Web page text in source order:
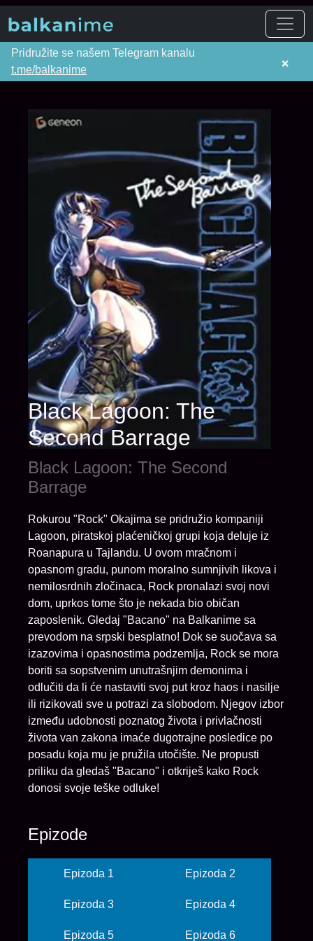
Pridružite se našem Telegram kanalu
t.me/balkanime
×
Black Lagoon: The
Second Barrage
Black Lagoon: The Second
Barrage
Rokurou "Rock" Okajima se pridružio kompaniji
Lagoon, piratskoj plaćeničkoj grupi koja deluje iz
Roanapura u Tajlandu. U ovom mračnom i
opasnom gradu, punom moralno sumnjivih likova i
nemilosrdnih zločinaca, Rock pronalazi svoj novi
dom, uprkos tome što je nekada bio običan
zaposlenik. Gledaj "Bacano" na Balkanime sa
prevodom na srpski besplatno! Dok se suočava sa
izazovima i opasnostima podzemlja, Rock se mora
boriti sa sopstvenim unutrašnjim demonima i
odlučiti da li će nastaviti svoj put kroz haos i nasilje
ili rizikovati sve u potrazi za slobodom. Njegov izbor
između udobnosti poznatog života i privlačnosti
života van zakona imaće dugotrajne posledice po
posadu koja mu je pružila utočište. Ne propusti
priliku da gledaš "Bacano" i otkriješ kako Rock
donosi svoje teške odluke!
Epizode
Epizoda 1 Epizoda 2
Epizoda 3 Epizoda 4
Epizoda 5 Epizoda 6